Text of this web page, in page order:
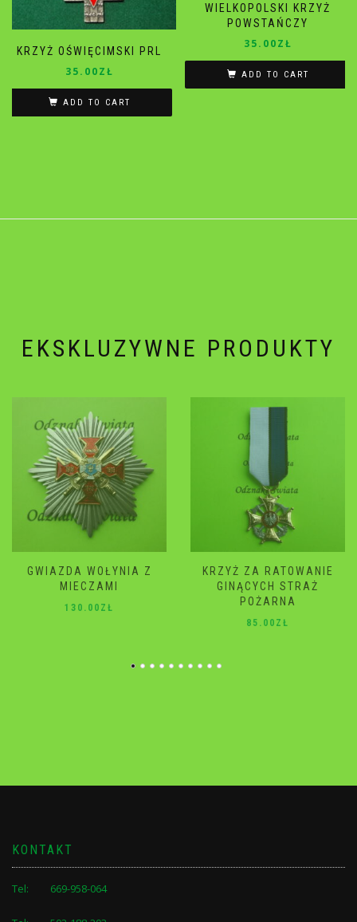
KRZYŻ OŚWIĘCIMSKI PRL
35.00ZŁ
ADD TO CART
WIELKOPOLSKI KRZYŻ
POWSTAŃCZY
35.00ZŁ
ADD TO CART
EKSKLUZYWNE PRODUKTY
KRZYŻ ZA RATOWANIE
GINĄCYCH STRAŻ
POŻARNA
GWIAZDA WOŁYNIA
120.00ZŁ
KONTAKT
Tel: 669-958-064